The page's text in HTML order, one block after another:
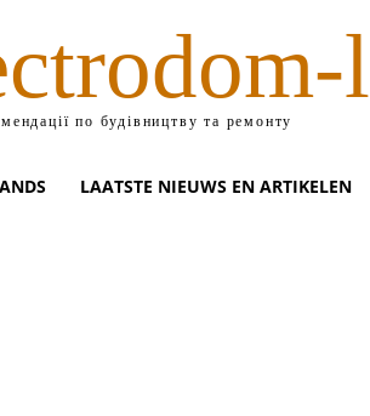
l
по будівництву та ремонту
LAATSTE NIEUWS EN ARTIKELEN